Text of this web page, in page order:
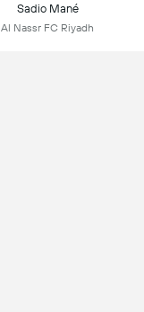
Sadio Mané
Al Nassr FC Riyadh